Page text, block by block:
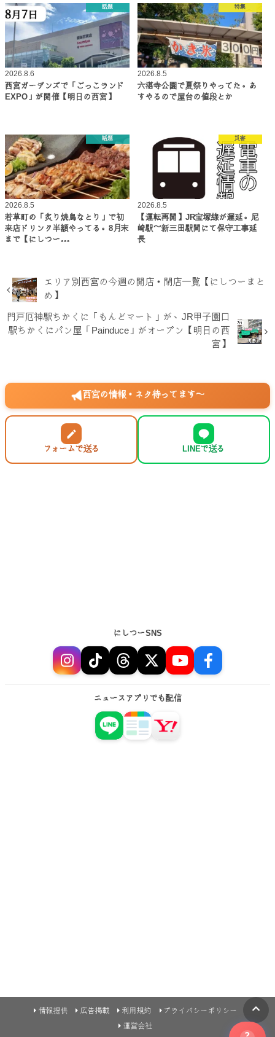
話題
2026.8.6
西宮ガーデンズで「ごっこランド
EXPO」が開催【明日の西宮】
特集
2026.8.5
六湛寺公園で夏祭りやってた。あ
すやるので屋台の値段とか
話題
2026.8.5
若草町の「炙り焼鳥なとり」で初
来店ドリンク半額やってる。8月末
まで【にしつー…
災害
2026.8.5
【運転再開】JR宝塚線が遅延。尼
崎駅～新三田駅間にて保守工事延
長
エリア別西宮の今週の開店・閉店一覧【にしつーまと
め】
門戸厄神駅ちかくに「もんどマート」が、JR甲子園口
駅ちかくにパン屋「Painduce」がオープン【明日の西
宮】
西宮の情報・ネタ待ってます〜
フォームで送る LINEで送る
にしつーSNS
ニュースアプリでも配信
情報提供 広告掲載 利用規約
プライバシーポリシー
運営会社